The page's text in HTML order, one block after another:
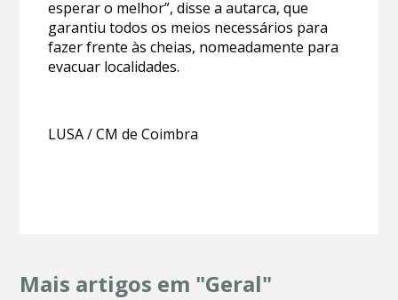
esperar o melhor”, disse a autarca, que
garantiu todos os meios necessários para
fazer frente às cheias, nomeadamente para
evacuar localidades.
LUSA / CM de Coimbra
Mais artigos em "Geral"